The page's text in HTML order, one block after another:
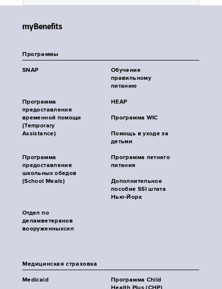
myBenefits
Программы
SNAP
Обучение
правильному
питанию
Программа
предоставления
временной помощи
(Temporary
Assistance)
HEAP
Программа WIC
Помощь в уходе за
детьми
Программа
предоставления
школьных обедов
(School Meals)
Программа летнего
питания
Дополнительное
пособие SSI штата
Нью-Йорк
Отдел по
деламветеранов
вооруженныхсил
Медицинская страховка
Medicaid
Программа Child